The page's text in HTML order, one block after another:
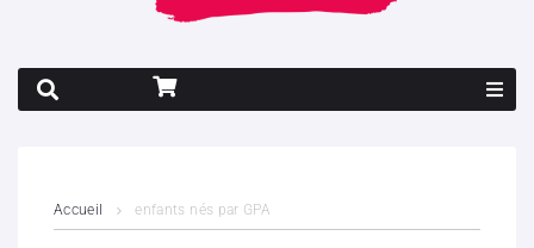
Accueil enfants nés par GPA